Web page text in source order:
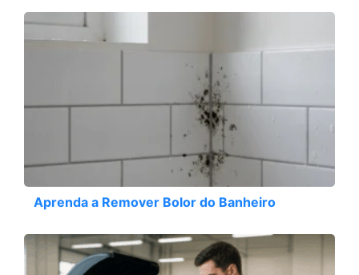
Aprenda a Remover Bolor do Banheiro